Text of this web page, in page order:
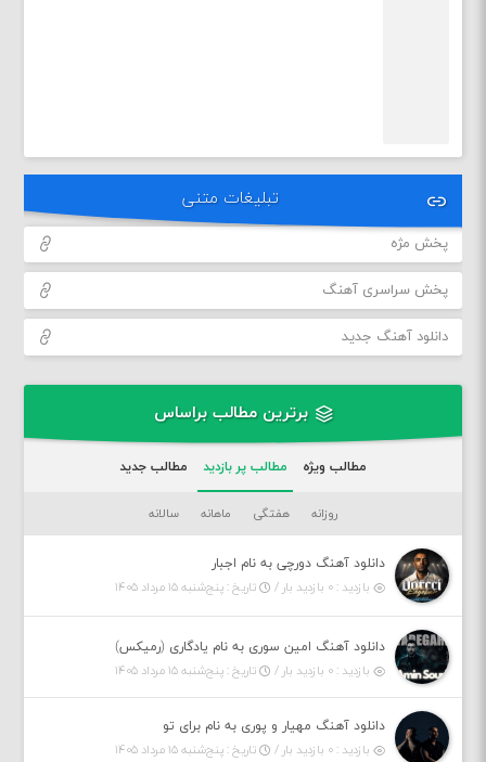
تبلیغات متنی
پخش مژه
پخش سراسری آهنگ
دانلود آهنگ جدید
برترین مطالب براساس
مطالب ویژه مطالب پر بازدید مطالب جدید
روزانه هفتگی ماهانه سالانه
دانلود آهنگ دورچی به نام اجبار
بازدید : ۰ بازدید بار /
تاریخ : پنج‌شنبه ۱۵ مرداد ۱۴۰۵
دانلود آهنگ امین سوری به نام یادگاری (رمیکس)
بازدید : ۰ بازدید بار /
تاریخ : پنج‌شنبه ۱۵ مرداد ۱۴۰۵
دانلود آهنگ مهیار و پوری به نام برای تو
بازدید : ۰ بازدید بار /
تاریخ : پنج‌شنبه ۱۵ مرداد ۱۴۰۵